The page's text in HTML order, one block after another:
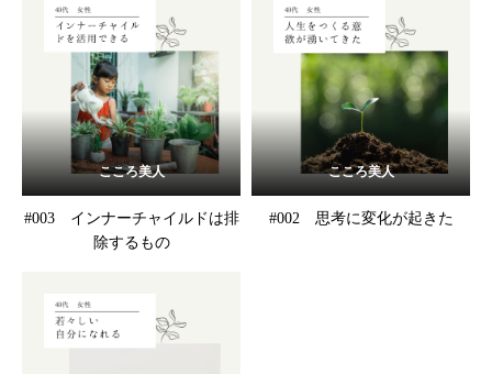
こころ美人
#003 インナーチャイルドは排
除するもの
こころ美人
#002 思考に変化が起きた